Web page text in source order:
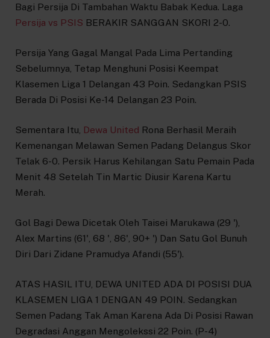
Bagi Persija Di Tambahan Waktu Babak Kedua. Laga
Persija vs PSIS BERAKIR SANGGAN SKORI 2-0.
Persija Yang Gagal Mangal Pada Lima Pertanding
Sebelumnya, Tetap Menghuni Posisi Keempat
Klasemen Liga 1 Delangan 43 Poin. Sedangkan PSIS
Berada Di Posisi Ke-14 Delangan 23 Poin.
Sementara Itu, Dewa United Rona Berhasil Meraih
Kemenangan Melawan Semen Padang Delangus Skor
Telak 6-0. Persik Harus Kehilangan Satu Pemain Pada
Menit 48 Setelah Tin Martic Diusir Karena Kartu
Merah.
Gol Bagi Dewa Dicetak Oleh Taisei Marukawa (29 '),
Alex Martins (61', 68 ', 86', 90+ ') Dan Satu Gol Bunuh
Diri Dari Zidane Pramudya Afandi (55').
ATAS HASIL ITU, DEWA UNITED ADA DI POSISI DUA
KLASEMEN LIGA 1 DENGAN 49 POIN. Sedangkan
Semen Padang Tak Aman Karena Ada Di Posisi Rawan
Degradasi Anggan Mengolekssi 22 Poin. (P-4)